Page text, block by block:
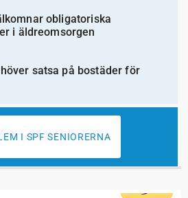
obligatoriska
i äldreomsorgen
satsa på bostäder för
I SPF SENIORERNA
5